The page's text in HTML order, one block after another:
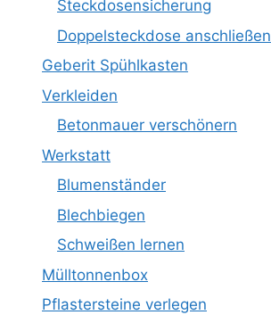
Steckdosensicherung
Doppelsteckdose anschließen
Geberit Spühlkasten
Verkleiden
Betonmauer verschönern
Werkstatt
Blumenständer
Blechbiegen
Schweißen lernen
Mülltonnenbox
Pflastersteine verlegen